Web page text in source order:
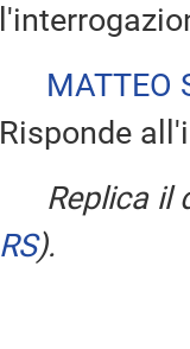
MATTEO
Risponde
Replica il
RS).